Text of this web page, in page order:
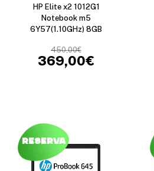
HP Elite x2 1012G1
Notebook m5
6Y57(1.10GHz) 8GB
450,00€
369,00€
Reserva